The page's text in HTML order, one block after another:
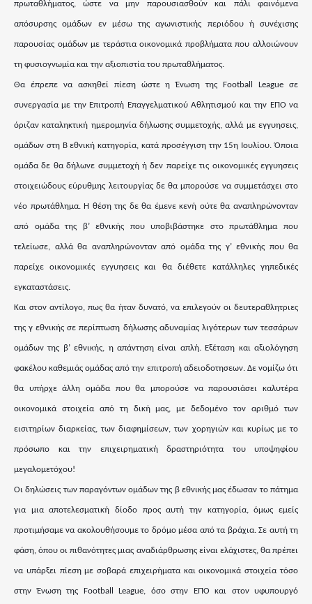
πρωταθλήματος, ώστε να μην παρουσιασθούν και πάλι φαινόμενα
απόσυρσης ομάδων εν μέσω της αγωνιστικής περιόδου ή συνέχισης
παρουσίας ομάδων με τεράστια οικονομικά προβλήματα που αλλοιώνουν
τη φυσιογνωμία και την αξιοπιστία του πρωταθλήματος.
Θα έπρεπε να ασκηθεί πίεση ώστε η Ένωση της Football League σε
συνεργασία με την Επιτροπή Επαγγελματικού Αθλητισμού και την ΕΠΟ να
όριζαν καταληκτική ημερομηνία δήλωσης συμμετοχής, αλλά με εγγυησεις,
ομάδων στη Β εθνική κατηγορία, κατά προσέγγιση την 15η Ιουλίου. Όποια
ομάδα δε θα δήλωνε συμμετοχή ή δεν παρείχε τις οικονομικές εγγυησεις
στοιχειώδους εύρυθμης λειτουργίας δε θα μπορούσε να συμμετάσχει στο
νέο πρωτάθλημα. Η θέση της δε θα έμενε κενή ούτε θα αναπληρώνονταν
από ομάδα της β’ εθνικής που υποβιβάστηκε στο πρωτάθλημα που
τελείωσε, αλλά θα αναπληρώνονταν από ομάδα της γ’ εθνικής που θα
παρείχε οικονομικές εγγυησεις και θα διέθετε κατάλληλες γηπεδικές
εγκαταστάσεις.
Και στον αντίλογο, πως θα ήταν δυνατό, να επιλεγούν οι δευτεραθλητριες
της γ εθνικής σε περίπτωση δήλωσης αδυναμίας λιγότερων των τεσσάρων
ομάδων της β’ εθνικής, η απάντηση είναι απλή. Εξέταση και αξιολόγηση
φακέλου καθεμιάς ομάδας από την επιτροπή αδειοδοτησεων. Δε νομίζω ότι
θα υπήρχε άλλη ομάδα που θα μπορούσε να παρουσιάσει καλυτέρα
οικονομικά στοιχεία από τη δική μας, με δεδομένο τον αριθμό των
εισιτηρίων διαρκείας, των διαφημίσεων, των χορηγιών και κυρίως με το
πρόσωπο και την επιχειρηματική δραστηριότητα του υποψηφίου
μεγαλομετόχου!
Οι δηλώσεις των παραγόντων ομάδων της β εθνικής μας έδωσαν το πάτημα
για μια αποτελεσματική δίοδο προς αυτή την κατηγορία, όμως εμείς
προτιμήσαμε να ακολουθήσουμε το δρόμο μέσα από τα βράχια. Σε αυτή τη
φάση, όπου οι πιθανότητες μιας αναδιάρθρωσης είναι ελάχιστες, θα πρέπει
να υπάρξει πίεση με σοβαρά επιχειρήματα και οικονομικά στοιχεία τόσο
στην Ένωση της Football League, όσο στην ΕΠΟ και στον υφυπουργό